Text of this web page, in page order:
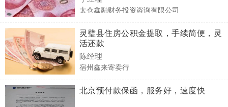
太仓鑫融财务投资咨询有限公司
灵璧县住房公积金提取，手续简便，灵
活还款
陈经理
宿州鑫来寄卖行
北京预付款保函，服务好，速度快